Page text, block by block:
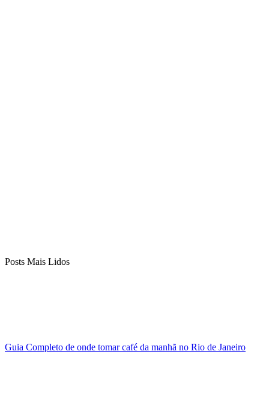
Posts Mais Lidos
Guia Completo de onde tomar café da manhã no Rio de Janeiro